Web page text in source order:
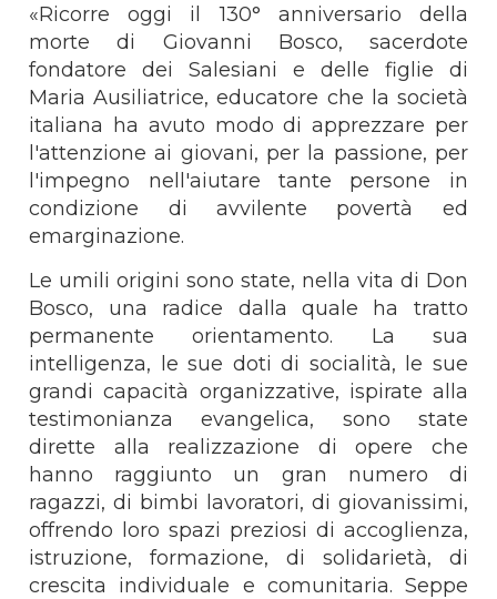
«Ricorre oggi il 130° anniversario della
morte di Giovanni Bosco, sacerdote
fondatore dei Salesiani e delle figlie di
Maria Ausiliatrice, educatore che la società
italiana ha avuto modo di apprezzare per
l'attenzione ai giovani, per la passione, per
l'impegno nell'aiutare tante persone in
condizione di avvilente povertà ed
emarginazione.
Le umili origini sono state, nella vita di Don
Bosco, una radice dalla quale ha tratto
permanente orientamento. La sua
intelligenza, le sue doti di socialità, le sue
grandi capacità organizzative, ispirate alla
testimonianza evangelica, sono state
dirette alla realizzazione di opere che
hanno raggiunto un gran numero di
ragazzi, di bimbi lavoratori, di giovanissimi,
offrendo loro spazi preziosi di accoglienza,
istruzione, formazione, di solidarietà, di
crescita individuale e comunitaria. Seppe